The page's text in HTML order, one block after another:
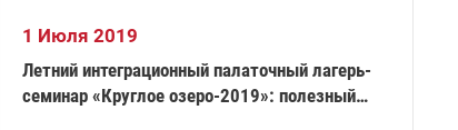
1 Июля 2019
Летний интеграционный палаточный лагерь-
семинар «Круглое озеро-2019»: полезный